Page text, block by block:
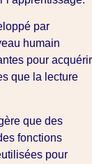
par
humain
pour acquérir
que la lecture
que des
fonctions
pour